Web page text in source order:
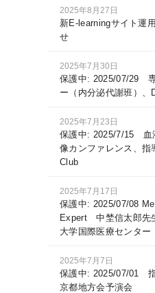
2025年8月27日
新E-learningサイト運
せ
2025年7月30日
保護中: 2025/07/29
ー（内分泌代謝班）、
2025年7月23日
保護中: 2025/7/15 血
像カンファレンス、指
Club
2025年7月17日
保護中: 2025/07/08
Expert 中埜信太郎先
大学国際医療センター
2025年7月7日
保護中: 2025/07/01
京都地方会予演会